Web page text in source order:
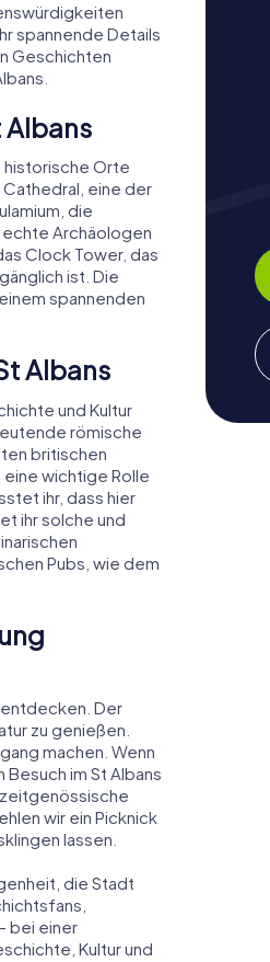
spannende Details
Geschichten
historische Orte
Cathedral, eine der
die
Archäologen
Clock Tower, das
ist. Die
spannenden
Albans
und Kultur
römische
britischen
wichtige Rolle
ihr, dass hier
ihr solche und
Pubs, wie dem
entdecken. Der
zu genießen.
machen. Wenn
im St Albans
wir ein Picknick
lassen.
die Stadt
bei einer
Kultur und